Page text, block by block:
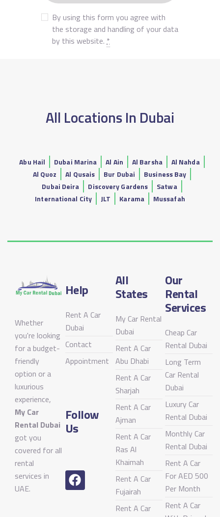
By using this form you agree with
the storage and handling of your data
by this website.*
All Locations In Dubai
Abu Hail Dubai Marina Al Ain Al Barsha
Al Nahda
Al Quoz
Al Qusais Bur Dubai
Business Bay
Dubai Deira
Discovery Gardens
Satwa
International City
JLT Karama Mussafah
Whether
you're looking
for a budget-
friendly
option or a
luxurious
experience,
My Car
Rental Dubai
got you
covered for all
rental
services in
UAE.
Help
Rent A Car
Dubai
Contact
Appointment
Follow
Us
All
States
My Car Rental
Dubai
Rent A Car
Abu Dhabi
Rent A Car
Sharjah
Rent A Car
Ajman
Rent A Car
Ras Al
Khaimah
Rent A Car
Fujairah
Rent A Car
Our
Rental
Services
Cheap Car
Rental Dubai
Long Term
Car Rental
Dubai
Luxury Car
Rental Dubai
Monthly Car
Rental Dubai
Rent A Car
For AED 500
Per Month
Rent A Car